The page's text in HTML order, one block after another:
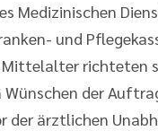
Medizinischen
und
Mittelalter richteten
der
der ärztlichen